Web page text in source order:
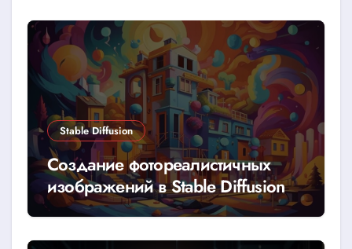
Stable Diffusion
Создание фотореалистичных
изображений в Stable Diffusion